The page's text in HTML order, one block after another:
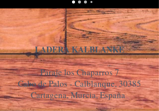
LADERA KALBLANKE
Paraje los Chaparros 7
Cabo de Palos - Calblanque, 30385
Cartagena, Murcia, España